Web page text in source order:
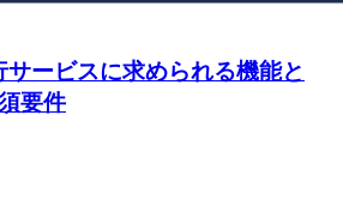
ービスに求められる機能と
要件